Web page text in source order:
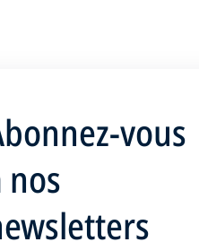
vous
nos